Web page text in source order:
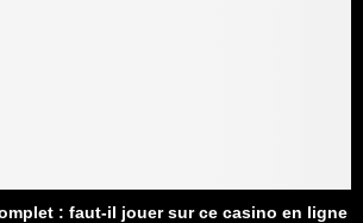
: faut-il jouer sur ce casino en ligne